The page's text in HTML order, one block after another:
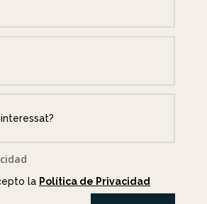
la Política de Privacidad